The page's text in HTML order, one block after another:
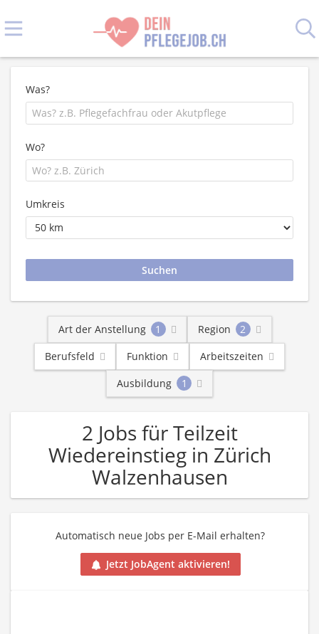
Was?
Wo?
Umkreis
Art der Anstellung 1 Region
2
Berufsfeld
Funktion
Arbeitszeiten
Ausbildung
1
2 Jobs für Teilzeit
Wiedereinstieg in Zürich
Walzenhausen
Automatisch neue Jobs per E-Mail erhalten?
Jetzt JobAgent aktivieren!